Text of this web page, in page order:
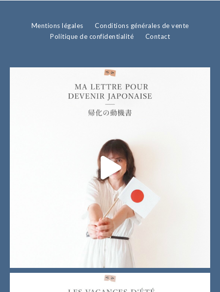
Mentions légales
Conditions générales de vente
Politique de confidentialité
Contact